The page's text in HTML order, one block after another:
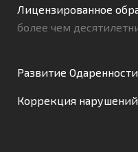
Лицензированное
более чем
Развитие Одаренности
Коррекция нарушений